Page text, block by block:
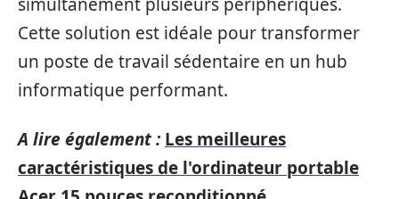
Cette solution est idéale pour transformer
un poste de travail sédentaire en un hub
informatique performant.
A lire également : Les meilleures
caractéristiques de l'ordinateur portable